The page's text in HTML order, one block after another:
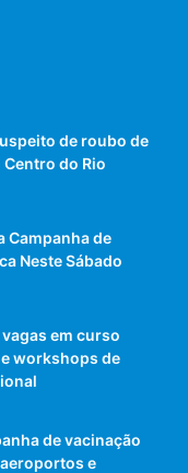
de roubo de
do Rio
Campanha de
Neste Sábado
em curso
workshops de
de vacinação
e